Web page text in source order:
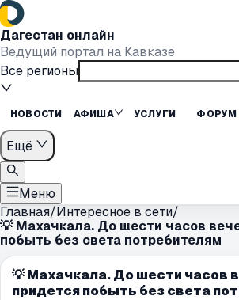
Дагестан онлайн
Ведущий портал на Кавказе
Все регионы
НОВОСТИ АФИША УСЛУГИ ФОРУМ
Ещё
Меню
Главная/Интересное в сети/
💡 Махачкала. До шести часов
побыть без света потребителям
💡 Махачкала. До шести часов
придется побыть без света